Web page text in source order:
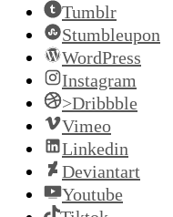
Tumblr
Stumbleupon
WordPress
Instagram
>Dribbble
Vimeo
Linkedin
Deviantart
Youtube